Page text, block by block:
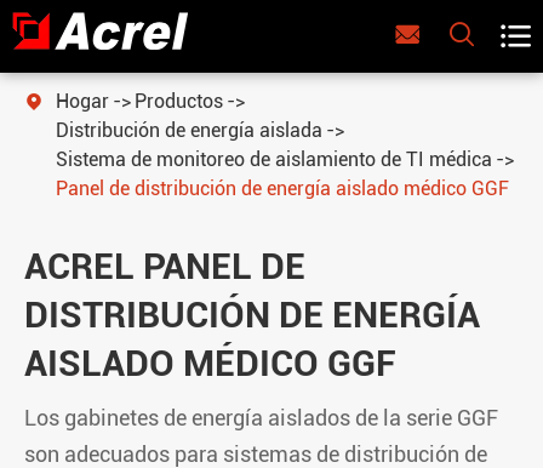
  
 Hogar
Productos
Distribución de energía aislada
Sistema de monitoreo de aislamiento de TI médica
Panel de distribución de energía aislado médico GGF
ACREL PANEL DE
DISTRIBUCIÓN DE ENERGÍA
AISLADO MÉDICO GGF
Los gabinetes de energía aislados de la serie GGF
son adecuados para sistemas de distribución de